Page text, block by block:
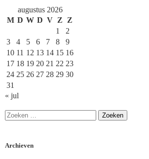
augustus 2026
M D W D V Z
Z
1
2
3
4 5 6 7 8
9
10 11 12 13 14 15 16
17 18 19 20 21 22 23
24 25 26 27 28 29 30
31
« jul
Archieven